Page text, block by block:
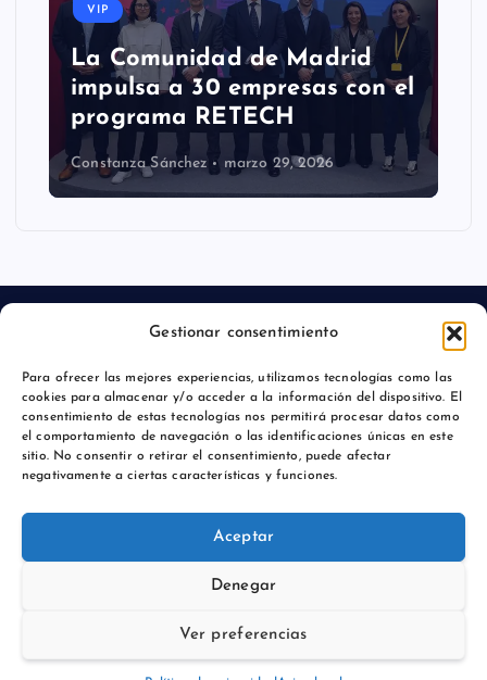
Gestionar consentimiento
Para ofrecer las mejores experiencias, utilizamos tecnologías como las
cookies para almacenar y/o acceder a la información del dispositivo. El
consentimiento de estas tecnologías nos permitirá procesar datos como
el comportamiento de navegación o las identificaciones únicas en este
sitio. No consentir o retirar el consentimiento, puede afectar
negativamente a ciertas características y funciones.
Aceptar
Denegar
Ver preferencias
VIP
La Comunidad de Madrid
impulsa a 30 empresas con el
programa RETECH
Constanza Sánchez marzo 29, 2026
Aviso legal
Política de privacidad
Copyright © 2026 Comunicación y Marcas |